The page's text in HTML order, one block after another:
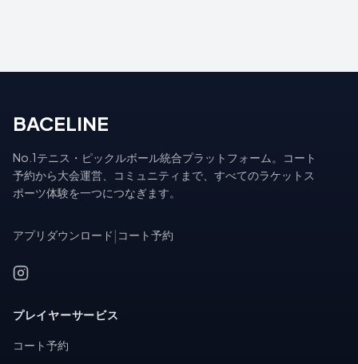
BACELINE
No.1テニス・ピックルボール統合プラットフォーム。コート
予約から大会運営、コミュニティまで、すべてのラケットス
ポーツ体験を一つにつなぎます。
アプリダウンロード コート予約
プレイヤーサービス
コート予約